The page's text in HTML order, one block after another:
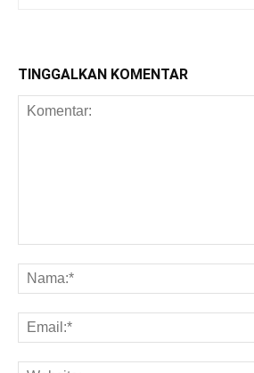
TINGGALKAN KOMENTAR